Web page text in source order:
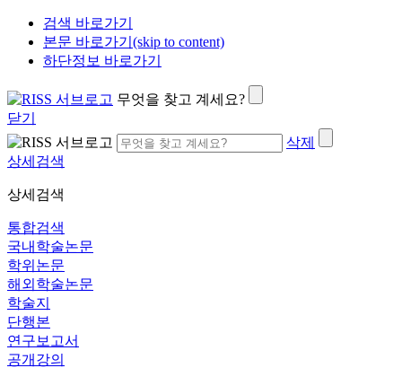
검색 바로가기
본문 바로가기(skip to content)
하단정보 바로가기
무엇을 찾고 계세요?
닫기
삭제
상세검색
상세검색
통합검색
국내학술논문
학위논문
해외학술논문
학술지
단행본
연구보고서
공개강의